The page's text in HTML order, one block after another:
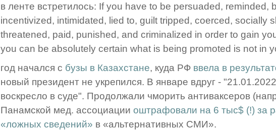
в ленте встретилось: If you have to be persuaded, reminded,
incentivized, intimidated, lied to, guilt tripped, coerced, socially
threatened, paid, punished, and criminalized in order to gain
you can be absolutely certain what is being promoted is not in
год начался с бузы в Казахстане, куда РФ ввела в
новый президент не укрепился. В январе вдруг -
воскресло в суде". Продолжали чморить антиваксеров
Панамской мед. ассоциации оштрафовали на 6 тыс$ (!) за
«ложных сведений» в «альтернативных СМИ».